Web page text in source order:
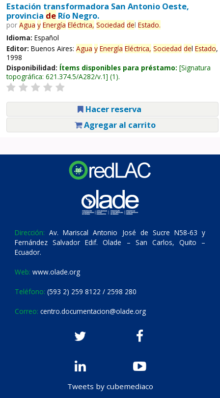
Estación transformadora San Antonio Oeste,
provincia deRío Negro.
por Agua y Energía Eléctrica, Sociedad del Estado.
Idioma: Español
Editor: Buenos Aires: Agua y Energía Eléctrica, Sociedad del Estado,
1998
Disponibilidad: Ítems disponibles para préstamo: Signatura
topográfica: 621.374.5/A282/v.1 (1).
Hacer reserva
Agregar al carrito
Dirección: Av. Mariscal Antonio José de Sucre N58-63 y
Fernández Salvador Edif. Olade – San Carlos, Quito –
Ecuador.
Web: www.olade.org
Teléfono: (593 2) 259 8122 / 2598 280
Correo: centro.documentacion@olade.org
Tweets by cubemediaco